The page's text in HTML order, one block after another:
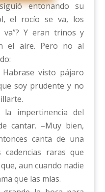
entonando su
el rocío se va, los
va”? Y eran trinos y
el aire. Pero no al
visto pájaro
soy prudente y no
impertinencia del
cantar. –Muy bien,
canta de una
cadencias raras que
aun cuando nadie
que las mías.